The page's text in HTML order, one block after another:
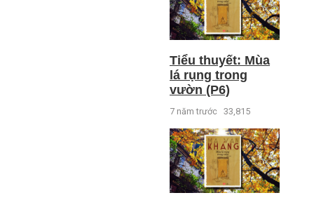
Tiểu thuyết: Mùa
lá rụng trong
vườn (P6)
7 năm trước 33,815